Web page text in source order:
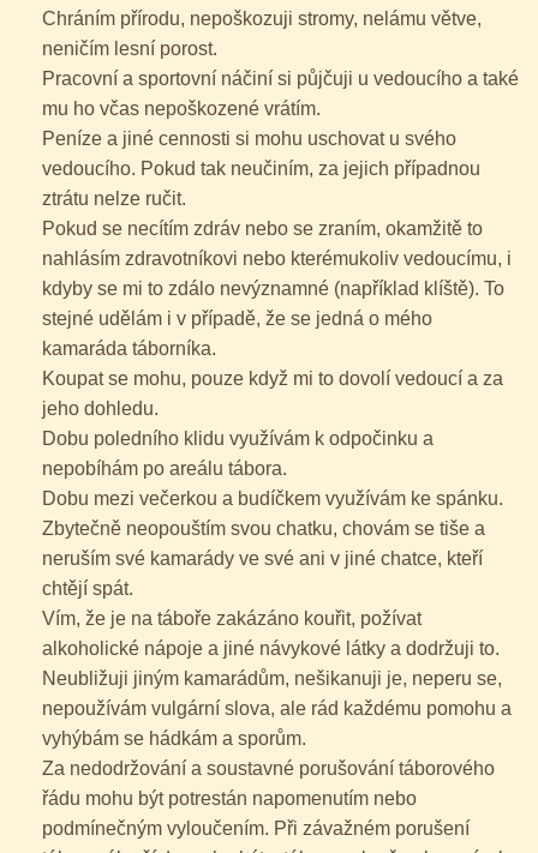
Chráním přírodu, nepoškozuji stromy, nelámu větve,
neničím lesní porost.
Pracovní a sportovní náčiní si půjčuji u vedoucího a také
mu ho včas nepoškozené vrátím.
Peníze a jiné cennosti si mohu uschovat u svého
vedoucího. Pokud tak neučiním, za jejich případnou
ztrátu nelze ručit.
Pokud se necítím zdráv nebo se zraním, okamžitě to
nahlásím zdravotníkovi nebo kterémukoliv vedoucímu, i
kdyby se mi to zdálo nevýznamné (například klíště). To
stejné udělám i v případě, že se jedná o mého
kamaráda táborníka.
Koupat se mohu, pouze když mi to dovolí vedoucí a za
jeho dohledu.
Dobu poledního klidu využívám k odpočinku a
nepobíhám po areálu tábora.
Dobu mezi večerkou a budíčkem využívám ke spánku.
Zbytečně neopouštím svou chatku, chovám se tiše a
neruším své kamarády ve své ani v jiné chatce, kteří
chtějí spát.
Vím, že je na táboře zakázáno kouřit, požívat
alkoholické nápoje a jiné návykové látky a dodržuji to.
Neubližuji jiným kamarádům, nešikanuji je, neperu se,
nepoužívám vulgární slova, ale rád každému pomohu a
vyhýbám se hádkám a sporům.
Za nedodržování a soustavné porušování táborového
řádu mohu být potrestán napomenutím nebo
podmínečným vyloučením. Při závažném porušení